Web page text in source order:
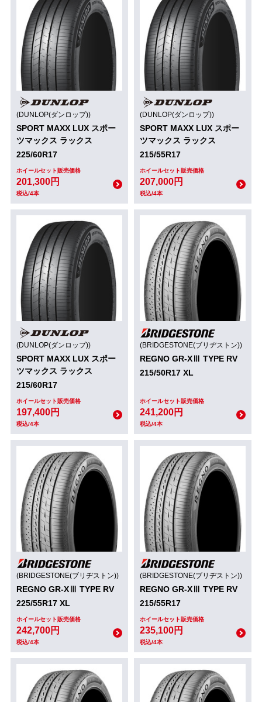
(DUNLOP(ダンロップ))
SPORT MAXX LUX スポー
ツマックス ラックス
225/60R17
ホイールセット販売価格
201,300円
税込/4本
(DUNLOP(ダンロップ))
SPORT MAXX LUX スポー
ツマックス ラックス
215/55R17
ホイールセット販売価格
207,000円
税込/4本
(DUNLOP(ダンロップ))
SPORT MAXX LUX スポー
ツマックス ラックス
215/60R17
ホイールセット販売価格
197,400円
税込/4本
(BRIDGESTONE(ブリヂストン))
REGNO GR-XⅢ TYPE RV
215/50R17 XL
ホイールセット販売価格
241,200円
税込/4本
(BRIDGESTONE(ブリヂストン))
REGNO GR-XⅢ TYPE RV
225/55R17 XL
ホイールセット販売価格
242,700円
税込/4本
(BRIDGESTONE(ブリヂストン))
REGNO GR-XⅢ TYPE RV
215/55R17
ホイールセット販売価格
235,100円
税込/4本